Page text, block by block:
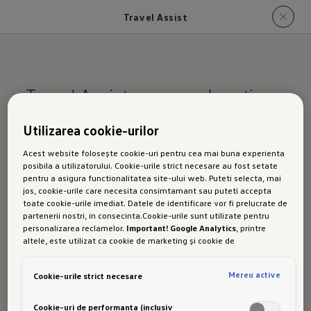
Travel Assist
Travel Assist cu mass location
Menține banda pentru dumneavoastrăȘi
păstrează distanța față de ceilalți.
Cu sistemul opțional"Travel Assist"² aveți la
bord un sistem de asistență extrem de util.
Acesta poate menține pentru dumneavoastră
viteza maximă setată de către
Utilizarea cookie-urilor
Acest website folosește cookie-uri pentru cea mai buna experienta
posibila a utilizatorului. Cookie-urile strict necesare au fost setate
pentru a asigura functionalitatea site-ului web. Puteti selecta, mai
jos, cookie-urile care necesita consimtamant sau puteti accepta
toate cookie-urile imediat. Datele de identificare vor fi prelucrate de
partenerii nostri, in consecinta.Cookie-urile sunt utilizate pentru
personalizarea reclamelor. Important! Google Analytics, printre
altele, este utilizat ca cookie de marketing și cookie de
protectie a datelor decat Uniunea Europeana. Prin urmare, nu poate
date datorita legislatiei actuale. Ca urmare, interferenta cu
Cookie-urile strict necesare Mereu active
Cookie-uri de performanta (inclusiv